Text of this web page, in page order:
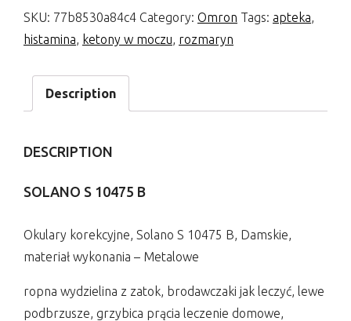
SKU: 77b8530a84c4 Category: Omron Tags: apteka,
histamina, ketony w moczu, rozmaryn
Description
DESCRIPTION
SOLANO S 10475 B
Okulary korekcyjne, Solano S 10475 B, Damskie,
materiał wykonania – Metalowe
ropna wydzielina z zatok, brodawczaki jak leczyć, lewe
podbrzusze, grzybica prącia leczenie domowe,